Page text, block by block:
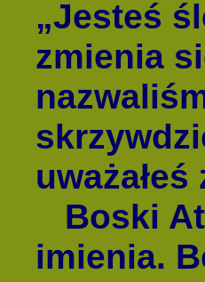
„Jesteś
zmienia
Boski
imienia.